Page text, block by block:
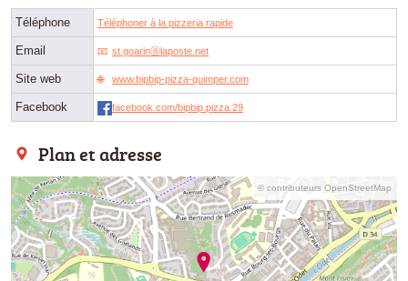
Téléphone Téléphoner à la pizzeria rapide
Email st.goarinⓐlaposte.net
Site web www.bipbip-pizza-quimper.com
Facebook facebook.com/bipbip.pizza.29
Plan et adresse
© contributeurs OpenStreetMap